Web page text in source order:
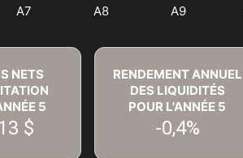
NETS
5
$
RENDEMENT ANNUEL
DES LIQUIDITÉS
POUR L'ANNÉE 5
-0,4%